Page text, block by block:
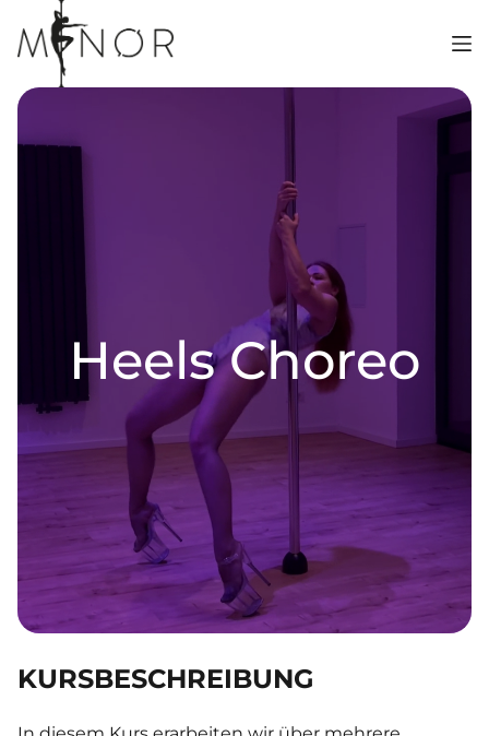
Inhalt
springen
Heels Choreo
KURSBESCHREIBUNG